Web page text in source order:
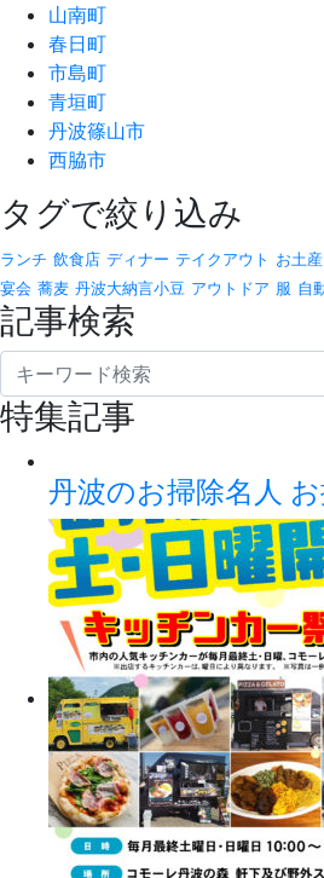
山南町
春日町
市島町
青垣町
丹波篠山市
西脇市
タグで絞り込み
ランチ 飲食店 ディナー テイクアウト お土産
宴会 蕎麦 丹波大納言小豆 アウトドア 服 自
記事検索
特集記事
丹波のお掃除名人